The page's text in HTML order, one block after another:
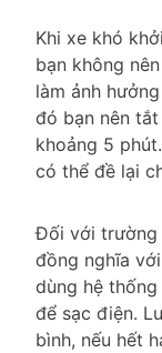
Khi xe khó
bạn không
làm ảnh
đó bạn nên
khoảng 5
có thể đề lại
Đối với trường
đồng nghĩa
dùng hệ
để sạc điện.
bình, nếu hết